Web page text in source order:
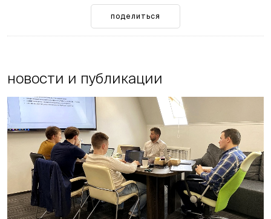
поделиться
новости и публикации